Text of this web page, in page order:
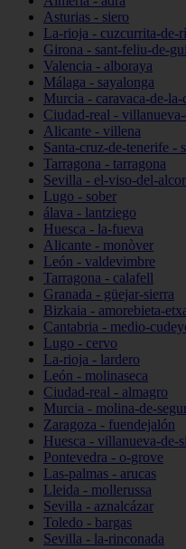
Asturias - siero
La-rioja - cuzcurrita-de-
Girona - sant-feliu-de-
Valencia - alboraya
Málaga - sayalonga
Murcia - caravaca-de-la-
Ciudad-real -
Alicante - villena
Santa-cruz-de-tenerife -
Tarragona - tarragona
Sevilla - el-viso-del-alcor
Lugo - sober
álava - lantziego
Huesca - la-fueva
Alicante - monòver
León - valdevimbre
Tarragona - calafell
Granada - güejar-sierra
Bizkaia - amorebieta-
Cantabria - medio-
Lugo - cervo
La-rioja - lardero
León - molinaseca
Ciudad-real - almagro
Murcia - molina-de-
Zaragoza - fuendejalón
Huesca - villanueva-de-
Pontevedra - o-grove
Las-palmas - arucas
Lleida - mollerussa
Sevilla - aznalcázar
Toledo - bargas
Sevilla - la-rinconada